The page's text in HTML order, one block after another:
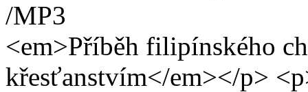
/
<em>Příběh filipínského
křesťanstvím</em></p>